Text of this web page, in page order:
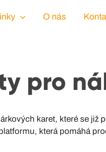
O nás
pro
karet, které se
která pomáhá